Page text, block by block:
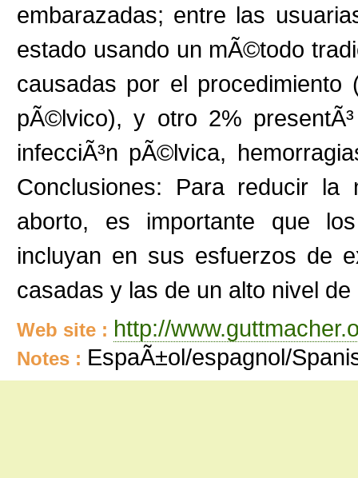
embarazadas; entre las
estado usando un mÃ©todo
causadas por el
pÃ©lvico), y otro 2%
infecciÃ³n pÃ©lvica,
Conclusiones: Para reducir
aborto, es importante que
incluyan en sus esfuerzos de
casadas y las de un alto nivel de
Web site : http://
Notes : EspaÃ±ol/espagnol/